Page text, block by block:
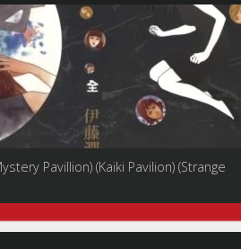
Pavillion) (Kaiki Pavilion) (Strange